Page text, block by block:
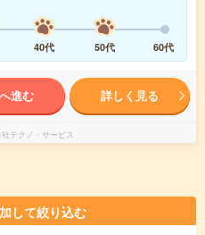
40代 50代 60代
進む 詳しく見る
テクノ・サービス
して絞り込む